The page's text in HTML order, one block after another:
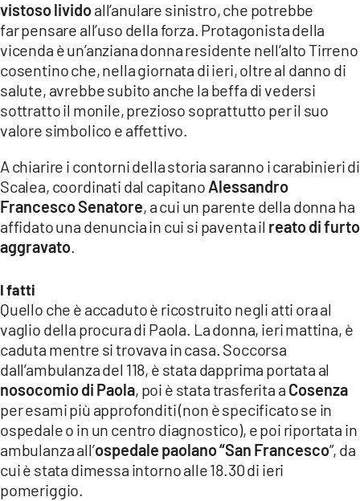
App
ANDROID
APPLE
vistoso lividoall’anulare sinistro, che potrebbe
far pensare all’uso della forza. Protagonista della
vicenda è un’anziana donna residente nell’alto Tirreno
cosentino che, nella giornata di ieri, oltre al danno di
salute, avrebbe subito anche la beffa di vedersi
sottratto il monile, prezioso soprattutto per il suo
valore simbolico e affettivo.
A chiarire i contorni della storia saranno i carabinieri di
Scalea, coordinati dal capitano Alessandro
Francesco Senatore, a cui un parente della donna ha
affidato una denuncia in cui si paventa il reato di furto
aggravato.
I fatti
Quello che è accaduto è ricostruito negli atti ora al
vaglio della procura di Paola. La donna, ieri mattina, è
caduta mentre si trovava in casa. Soccorsa
dall’ambulanza del 118, è stata dapprima portata al
nosocomio di Paola, poi è stata trasferita a Cosenza
per esami più approfonditi (non è specificato se in
ospedale o in un centro diagnostico), e poi riportata in
ambulanza all’ospedale paolano “San Francesco”, da
cui è stata dimessa intorno alle 18.30 di ieri
pomeriggio.